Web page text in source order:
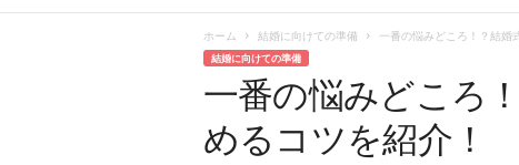
の
ホーム 結婚に向けての準備 一番の悩みどころ！？結婚
結婚に向けての準備
一番の悩みどころ
めるコツを紹介！